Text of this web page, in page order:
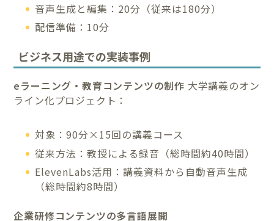
音声生成と編集：20分（従来は180分）
配信準備：10分
ビジネス用途での実装事例
eラーニング・教育コンテンツの制作 大学講義のオン
ライン化プロジェクト：
対象：90分×15回の講義コース
従来方法：教授による録音（総時間約40時間）
ElevenLabs活用：講義資料から自動音声生成
（総時間約8時間）
企業研修コンテンツの多言語展開